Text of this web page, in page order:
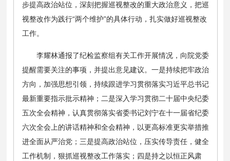
步提高政治站位，深刻把握巡视整改的重大政治意义，把巡
视整改作为践行“两个维护”的具体行动，扎实做好巡视整改
工作。
李耀林通报了纪检监察组有关工作开展情况，向院党委
提醒需要关注的事项，并提出意见建议。一是持续把牢政治
方向，加强思想引领，持续跟进学习贯彻落实习近平总书记
最新重要指示批示精神；二是深入学习贯彻二十届中央纪委
五次全会精神，认真贯彻落实省委书记刘宁在十一届省纪委
六次全会上的讲话精神和全会精神，以更高标准更实举措推
进全面从严治党；三是提高政治站位，压实传导责任，健全
工作机制，狠抓巡视整改工作落实；四是持之以恒正风肃